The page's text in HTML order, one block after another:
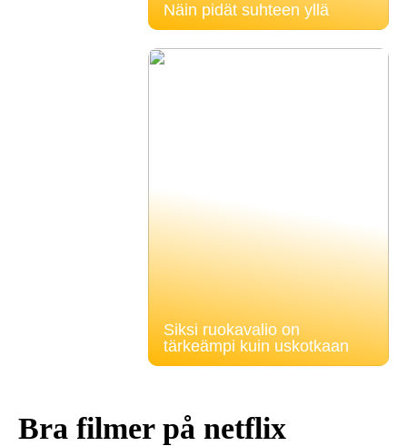
Näin pidät suhteen yllä
Siksi ruokavalio on
tärkeämpi kuin uskotkaan
Bra filmer på netflix